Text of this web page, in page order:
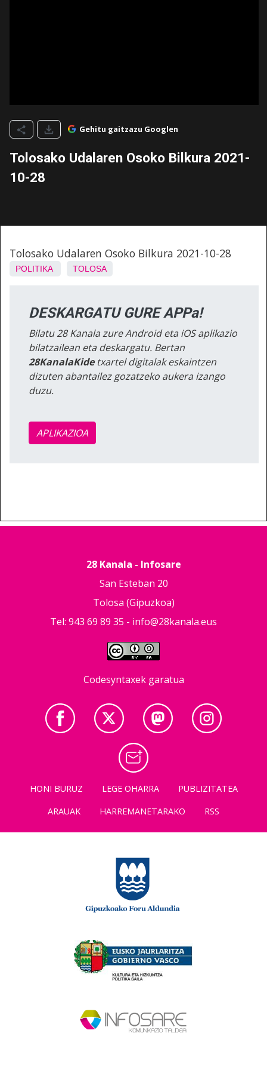
Gehitu gaitzazu Googlen
Tolosako Udalaren Osoko Bilkura 2021-
10-28
Tolosako Udalaren Osoko Bilkura 2021-10-28
POLITIKA TOLOSA
DESKARGATU GURE APPa!
Bilatu 28 Kanala zure Android eta iOS aplikazio
bilatzailean eta deskargatu. Bertan
28KanalaKidetxartel digitalak eskaintzen
dizuten abantailez gozatzeko aukera izango
duzu.
APLIKAZIOA
28 Kanala - Infosare
San Esteban 20
Tolosa (Gipuzkoa)
Tel: 943 69 89 35 - info@28kanala.eus
Codesyntaxek garatua
HONI BURUZ LEGE OHARRA
PUBLIZITATEA
ARAUAK
HARREMANETARAKO RSS